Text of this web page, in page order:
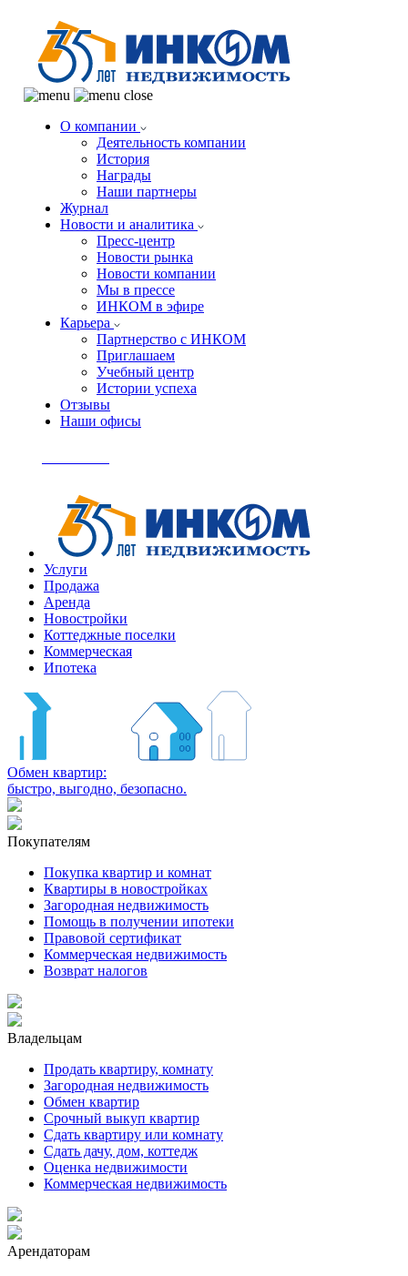
О компании
Деятельность компании
История
Награды
Наши партнеры
Журнал
Новости и аналитика
Пресс-центр
Новости рынка
Новости компании
Мы в прессе
ИНКОМ в эфире
Карьера
Партнерство с ИНКОМ
Приглашаем
Учебный центр
Истории успеха
Отзывы
Наши офисы
Услуги
Продажа
Аренда
Новостройки
Коттеджные поселки
Коммерческая
Ипотека
Обмен квартир:
быстро, выгодно, безопасно.
Покупателям
Покупка квартир и комнат
Квартиры в новостройках
Загородная недвижимость
Помощь в получении ипотеки
Правовой сертификат
Коммерческая недвижимость
Возврат налогов
Владельцам
Продать квартиру, комнату
Загородная недвижимость
Обмен квартир
Срочный выкуп квартир
Сдать квартиру или комнату
Сдать дачу, дом, коттедж
Оценка недвижимости
Коммерческая недвижимость
Арендаторам